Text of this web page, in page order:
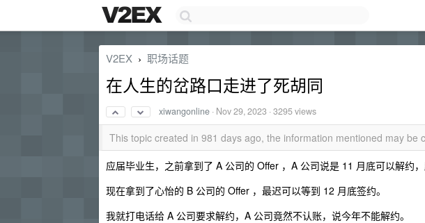
V2EX › 职场话题
在人生的岔路口走进了死胡同
xiwangonline · Nov 29, 2023 · 3295 views
This topic created in 981 days ago, the information mentioned may be
应届毕业生，之前拿到了 A 公司的 Offer ，A 公司说是 11 月底可以解约，
现在拿到了心怡的 B 公司的 Offer ，最迟可以等到 12 月底签约。
我就打电话给 A 公司要求解约，A 公司竟然不认账，说今年不能解约。